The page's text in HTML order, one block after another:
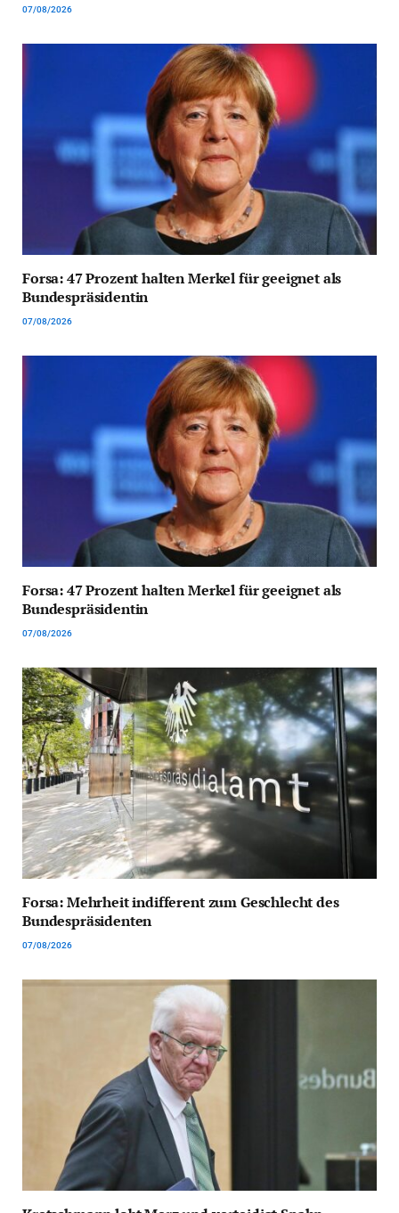
07/08/2026
Forsa: 47 Prozent halten Merkel für geeignet als
Bundespräsidentin
07/08/2026
Forsa: 47 Prozent halten Merkel für geeignet als
Bundespräsidentin
07/08/2026
Forsa: Mehrheit indifferent zum Geschlecht des
Bundespräsidenten
07/08/2026